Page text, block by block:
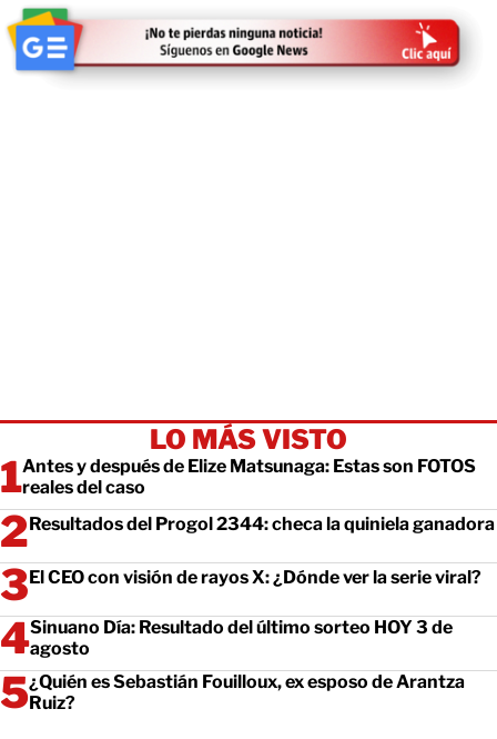
LO MÁS VISTO
Antes y después de Elize Matsunaga: Estas son FOTOS
reales del caso
Resultados del Progol 2344: checa la quiniela ganadora
El CEO con visión de rayos X: ¿Dónde ver la serie viral?
Sinuano Día: Resultado del último sorteo HOY 3 de
agosto
¿Quién es Sebastián Fouilloux, ex esposo de Arantza
Ruiz?